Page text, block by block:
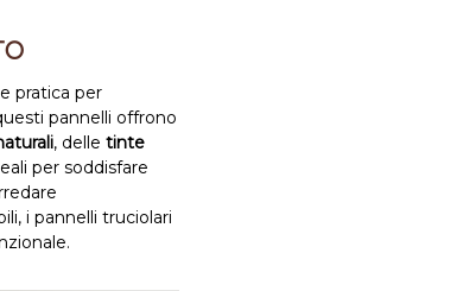
pratica per
pannelli offrono
, delle tinte
per soddisfare
i pannelli truciolari